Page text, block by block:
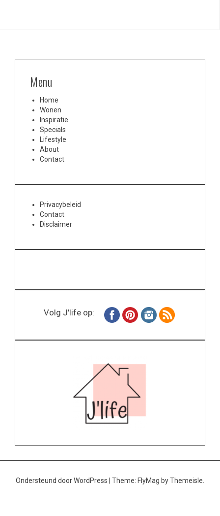
Menu
Home
Wonen
Inspiratie
Specials
Lifestyle
About
Contact
Privacybeleid
Contact
Disclaimer
Volg J'life op:
Ondersteund door WordPress Theme: FlyMag by Themeisle.